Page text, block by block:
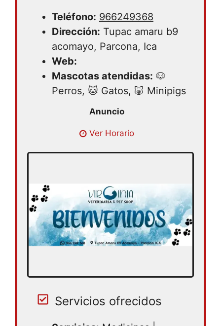
Teléfono: 966249368
Dirección: Tupac amaru b9
acomayo, Parcona, Ica
Web:
Mascotas atendidas: 🐶
Perros, 🐱 Gatos, 🐷 Minipigs
Abierto 24 horas Ver Horario
Servicios ofrecidos